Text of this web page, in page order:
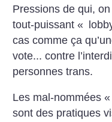
Pressions de qui,
tout-puissant «
cas comme ça
vote... contre
personnes trans.
Les mal-nommées «
sont des pratiques